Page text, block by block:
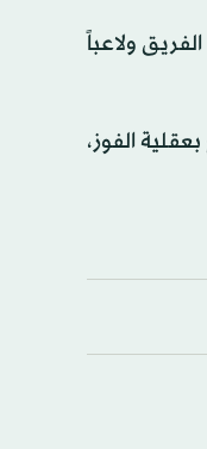
ولاعباً
الفوز،